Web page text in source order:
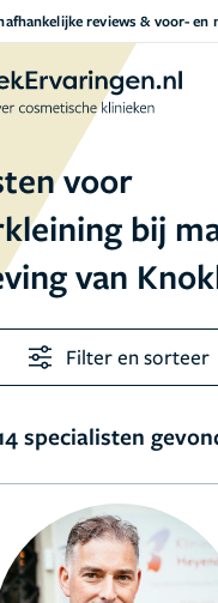
reviews & voor- en nafoto’s
voor
bij
van
Filter en sorteer
specialisten